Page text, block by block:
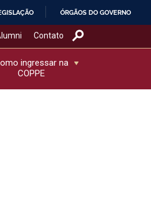
ÓRGÃOS DO GOVERNO
Contato
ingressar na
COPPE